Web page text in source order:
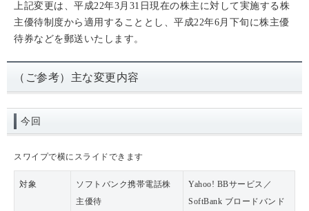
上記変更は、平成22年3月31日現在の株主に対して実施する株
主優待制度から適用することとし、平成22年6月下旬に株主優
待券などを郵送いたします。
（ご参考）主な変更内容
今回
スワイプで横にスライドできます
対象
ソフトバンク携帯電話株
主優待
Yahoo! BBサービス／
SoftBank ブロードバンド